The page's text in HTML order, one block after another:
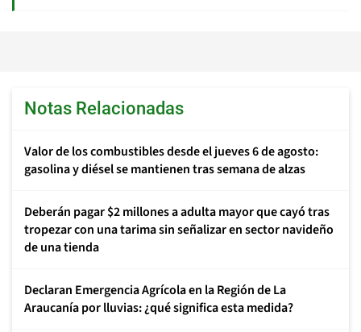
Notas Relacionadas
Valor de los combustibles desde el jueves 6 de agosto:
gasolina y diésel se mantienen tras semana de alzas
Deberán pagar $2 millones a adulta mayor que cayó tras
tropezar con una tarima sin señalizar en sector navideño
de una tienda
Declaran Emergencia Agrícola en la Región de La
Araucanía por lluvias: ¿qué significa esta medida?